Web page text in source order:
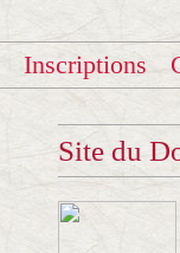
Inscriptions
Site du